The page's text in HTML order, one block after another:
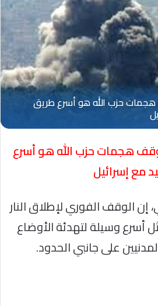
هجمات حزب الله هو أسرع
مع إسرائيل
الوقف الفوري لإطلاق النار
أسرع وسيلة لتهدئة الأوضاع
على جانبي الحدود.